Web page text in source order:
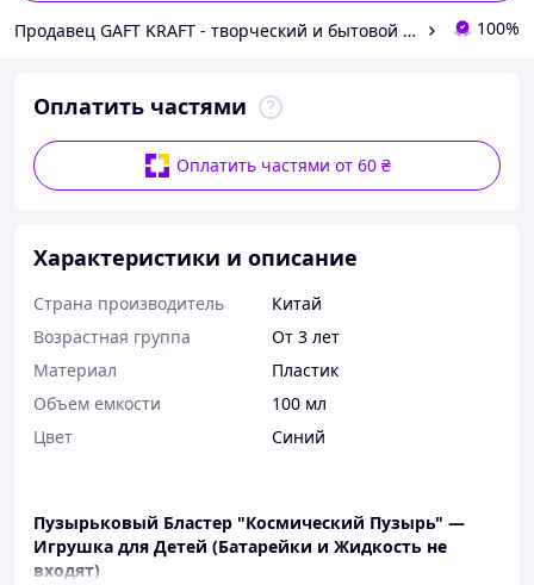
Продавец GAFT KRAFT - творческий и бытовой магазин 100%
Оплатить частями
Оплатить частями от 60 ₴
Характеристики и описание
Страна производитель
Китай
Возрастная группа
От 3 лет
Материал
Пластик
Объем емкости
100 мл
Цвет
Синий
Пузырьковый Бластер "Космический Пузырь" —
Игрушка для Детей (Батарейки и Жидкость не
входят)